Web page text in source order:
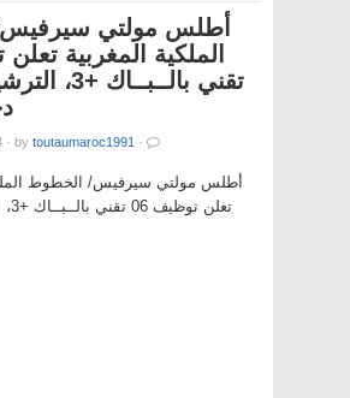
أطلس مولتي
· by toutaumaroc1991 ·